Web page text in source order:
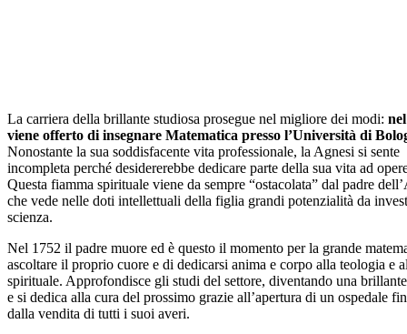
La carriera della brillante studiosa prosegue nel migliore dei modi:
viene offerto di insegnare Matematica presso l’Università di
Nonostante la sua soddisfacente vita professionale, la Agnesi si sente
incompleta perché desidererebbe dedicare parte della sua vita ad
Questa fiamma spirituale viene da sempre “ostacolata” dal padre
che vede nelle doti intellettuali della figlia grandi potenzialità da
scienza.
Nel 1752 il padre muore ed è questo il momento per la grande
ascoltare il proprio cuore e di dedicarsi anima e corpo alla teologia e
spirituale. Approfondisce gli studi del settore, diventando una
e si dedica alla cura del prossimo grazie all’apertura di un ospedale
dalla vendita di tutti i suoi averi.